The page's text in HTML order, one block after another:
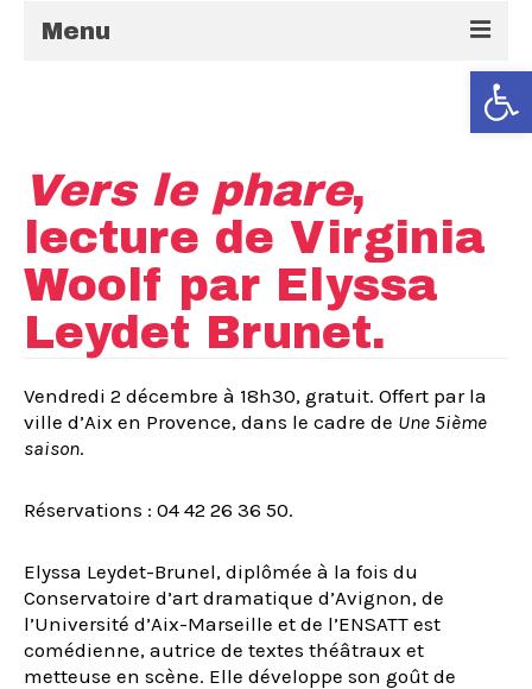
Ouvrir
Menu
Stages
Quoi de neuf à la MJC ?
La MJC
Vers le phare,
lecture de Virginia
Woolf par Elyssa
Leydet Brunet.
Vendredi 2 décembre à 18h30, gratuit. Offert par la
ville d’Aix en Provence, dans le cadre de Une 5ième
saison.
Réservations : 04 42 26 36 50.
Elyssa Leydet-Brunel, diplômée à la fois du
Conservatoire d’art dramatique d’Avignon, de
l’Université d’Aix-Marseille et de l’ENSATT est
comédienne, autrice de textes théâtraux et
metteuse en scène. Elle développe son goût de